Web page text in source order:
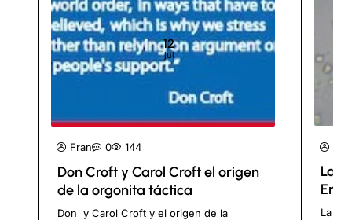
12
jul
Fran 0 144
Don Croft y Carol Croft el origen
de la orgonita táctica
Don y Carol Croft y el origen de la
La
La